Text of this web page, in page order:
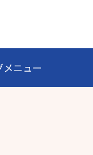
メニュー